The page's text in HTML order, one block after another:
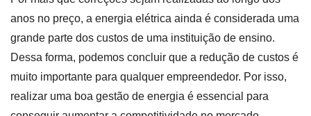
anos no preço, a energia elétrica ainda é considerada uma
grande parte dos custos de uma instituição de ensino.
Dessa forma, podemos concluir que a redução de custos é
muito importante para qualquer empreendedor. Por isso,
realizar uma boa gestão de energia é essencial para